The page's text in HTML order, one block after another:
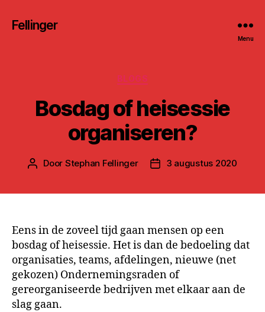
Fellinger
Menu
Categorieën
BLOGS
Bosdag of heisessie
organiseren?
Berichtauteur
Door Stephan Fellinger Berichtdatum
3 augustus 2020
Eens in de zoveel tijd gaan mensen op een
bosdag of heisessie. Het is dan de bedoeling dat
organisaties, teams, afdelingen, nieuwe (net
gekozen) Ondernemingsraden of
gereorganiseerde bedrijven met elkaar aan de
slag gaan.